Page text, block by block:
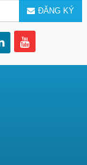
ĐĂNG KÝ